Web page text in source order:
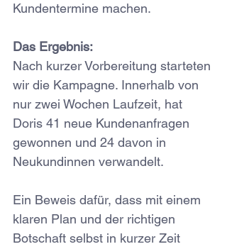
Kundentermine machen.
Das Ergebnis:
Nach kurzer Vorbereitung starteten
wir die Kampagne. Innerhalb von
nur zwei Wochen Laufzeit, hat
Doris 41 neue Kundenanfragen
gewonnen und 24 davon in
Neukundinnen verwandelt.
Ein Beweis dafür, dass mit einem
klaren Plan und der richtigen
Botschaft selbst in kurzer Zeit